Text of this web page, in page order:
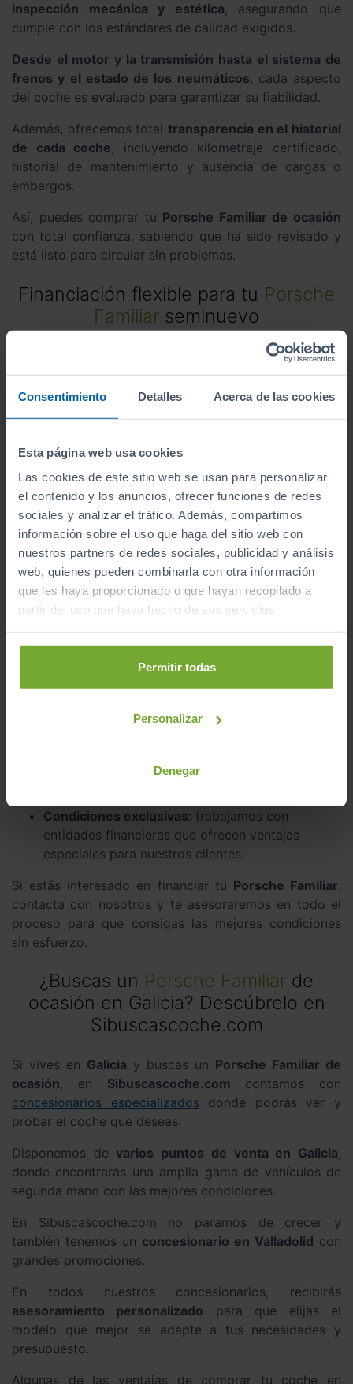
Consentimiento Detalles Acerca de las cookies
Esta página web usa cookies
Las cookies de este sitio web se usan para personalizar
el contenido y los anuncios, ofrecer funciones de redes
sociales y analizar el tráfico. Además, compartimos
información sobre el uso que haga del sitio web con
nuestros partners de redes sociales, publicidad y análisis
web, quienes pueden combinarla con otra información
que les haya proporcionado o que hayan recopilado a
partir del uso que haya hecho de sus servicios.
Permitir todas
Personalizar
Denegar
inspección mecánica y estética, asegurando que
cumple con los estándares de calidad exigidos.
Desde el motor y la transmisión hasta el sistema de
frenos y el estado de los neumáticos, cada aspecto
del coche es evaluado para garantizar su fiabilidad.
Además, ofrecemos total transparencia en el historial
de cada coche, incluyendo kilometraje certificado,
historial de mantenimiento y ausencia de cargas o
embargos.
Así, puedes comprar tu Porsche Familiar de ocasión
con total confianza, sabiendo que ha sido revisado y
está listo para circular sin problemas.
Financiación flexible para tu Porsche
Familiar seminuevo
En Sibuscascoche.com te ofrecemos facilidades para
que puedas adquirir tuPorsche Familiar de segunda
manosin complicaciones.
Contamos conplanes de financiaciónflexibles y
necesidades.
Puedes elegir entre diferentes opciones de
financiación concuotas mensuales cómodas y plazos
que se ajustan a ti.
Además, trabajamos con las principales entidades
financieras para garantizar condiciones favorables y
tipos de interés competitivos.
destacamos:
Proceso ágil y sin complicaciones
Posibilidad de financiar el 100% del coche
Condiciones exclusivas: trabajamos con
entidades financieras que ofrecen ventajas
especiales para nuestros clientes.
Si estás interesado en financiar tu Porsche Familiar,
contacta con nosotros y te asesoraremos en todo el
proceso para que consigas las mejores condiciones
sin esfuerzo.
¿Buscas un Porsche Familiar de
ocasión en Galicia? Descúbrelo en
Sibuscascoche.com
Si vives en Galicia y buscas un Porsche Familiar de
ocasión, en Sibuscascoche.com contamos con
concesionarios especializadosdonde podrás ver y
probar el coche que deseas.
Disponemos de varios puntos de venta en Galicia,
donde encontrarás una amplia gama de vehículos de
segunda mano con las mejores condiciones.
En Sibuscascoche.com no paramos de crecer y
también tenemos un concesionario en Valladolid con
grandes promociones.
En todos nuestros concesionarios, recibirás
asesoramiento personalizado para que elijas el
modelo que mejor se adapte a tus necesidades y
presupuesto.
Algunas de las ventajas de comprar tu coche en